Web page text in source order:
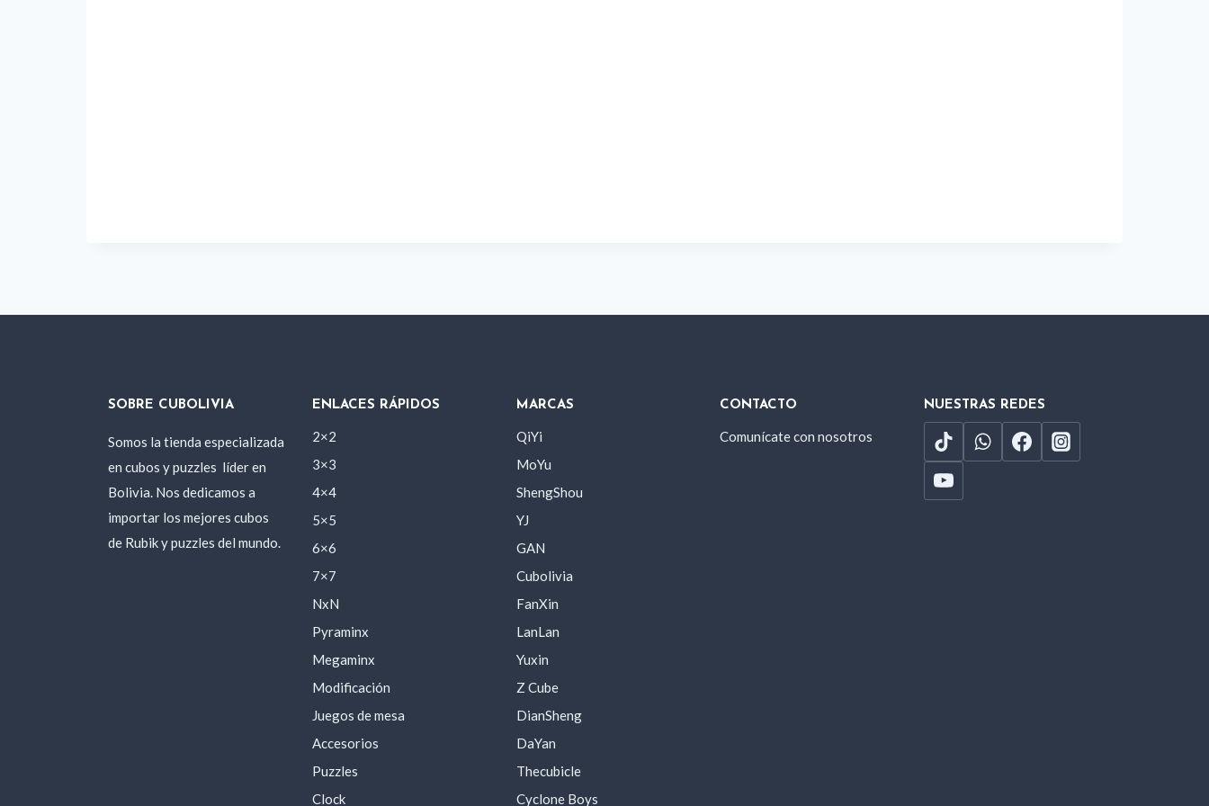
SOBRE CUBOLIVIA
Somos la tienda especializada
en cubos y puzzles líder en
Bolivia. Nos dedicamos a
importar los mejores cubos
de Rubik y puzzles del mundo.
ENLACES RÁPIDOS
2×2
3×3
4×4
5×5
6×6
7×7
NxN
Pyraminx
Megaminx
Modificación
Juegos de mesa
Accesorios
Puzzles
Clock
MARCAS
QiYi
MoYu
ShengShou
YJ
GAN
Cubolivia
FanXin
LanLan
Yuxin
Z Cube
DianSheng
DaYan
Thecubicle
Cyclone Boys
CONTACTO
Comunícate con nosotros
NUESTRAS REDES